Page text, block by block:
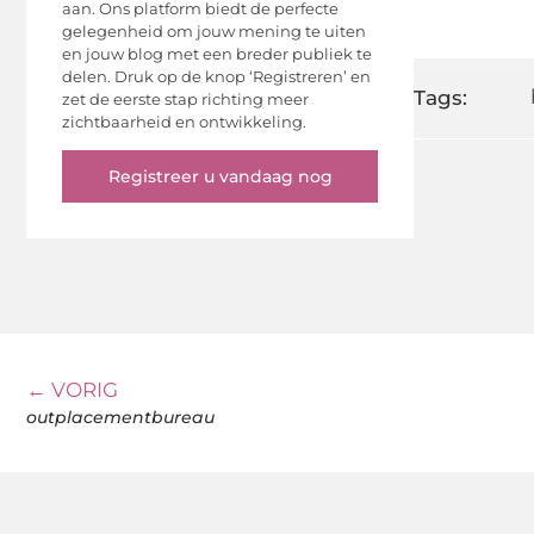
aan. Ons platform biedt de perfecte
gelegenheid om jouw mening te uiten
en jouw blog met een breder publiek te
delen. Druk op de knop ‘Registreren’ en
zet de eerste stap richting meer
zichtbaarheid en ontwikkeling.
Registreer u vandaag nog
Tags:
← VORIG
outplacementbureau